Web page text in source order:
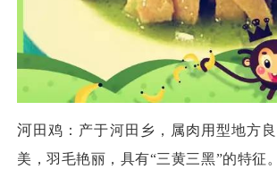
河田鸡 ：产于河田乡，属肉用型地方
美，羽毛艳丽，具有“三黄三黑”的特征